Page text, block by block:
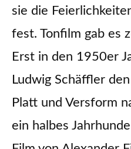
sie die
fest. Tonfilm gab es
Erst in den 1950er
Ludwig Schäffler
Platt und Versform
ein halbes